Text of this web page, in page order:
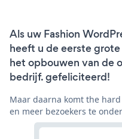
Als uw Fashion
heeft u de eerste
het opbouwen van de
bedrijf. gefeliciteerd!
Maar daarna komt the
en meer bezoekers te